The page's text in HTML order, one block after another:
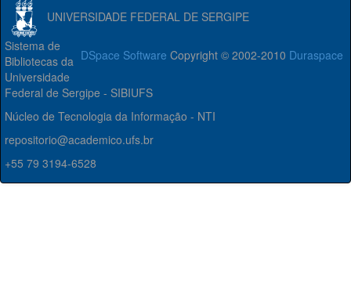
UNIVERSIDADE FEDERAL DE SERGIPE
DSpace Software Copyright © 2002-2010 Duraspace
Sistema de
Bibliotecas da
Universidade
Federal de Sergipe - SIBIUFS
Núcleo de Tecnologia da Informação - NTI
repositorio@academico.ufs.br
+55 79 3194-6528